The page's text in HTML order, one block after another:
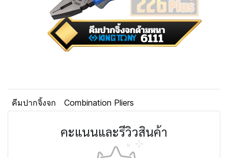
คีมปากจิ้งจก Combination Pliers
คะแนนและรีวิวสินค้า